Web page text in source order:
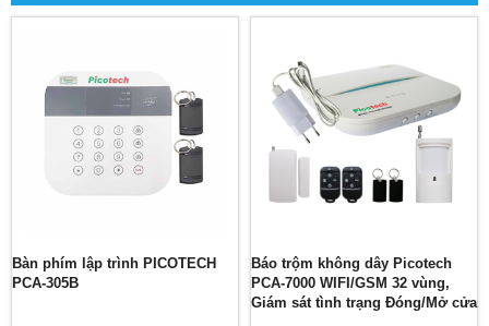
Bàn phím lập trình PICOTECH
PCA-305B
Báo trộm không dây Picotech
PCA-7000 WIFI/GSM 32 vùng,
Giám sát tình trạng Đóng/Mở cửa